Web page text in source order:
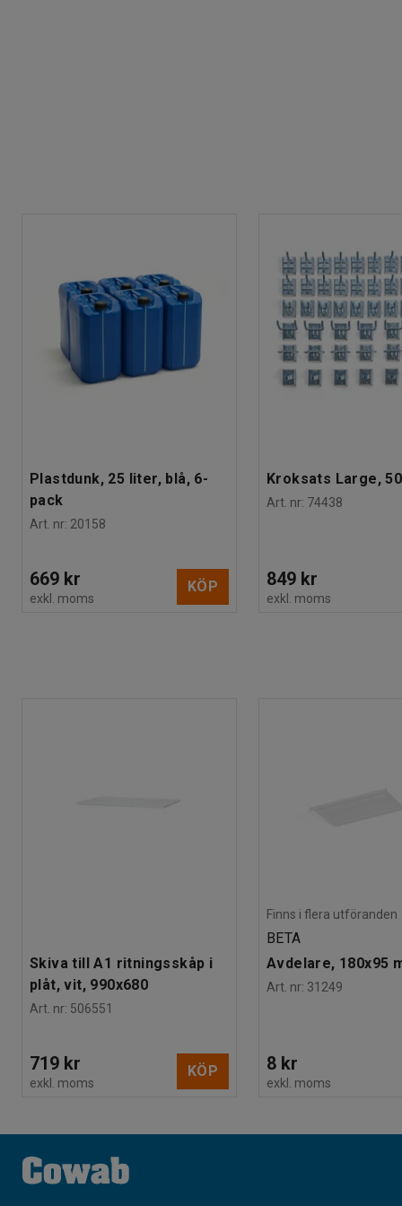
Plastdunk, 25 liter, blå, 6-
pack
Art. nr: 20158
669 kr
exkl. moms
KÖP
Kroksats Large,
Art. nr: 74438
849 kr
exkl. moms
Skiva till A1 ritningsskåp i
plåt, vit, 990x680
Art. nr: 506551
719 kr
exkl. moms
KÖP
Finns i flera utföranden
BETA
Avdelare, 180x95
Art. nr: 31249
8 kr
exkl. moms